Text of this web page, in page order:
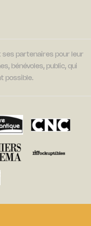
partenaires pour leur
bénévoles, public, qui
possible.